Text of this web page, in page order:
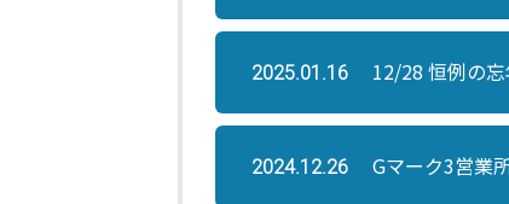
2025.01.16 12/28 恒例の
2024.12.26 Gマーク3営業